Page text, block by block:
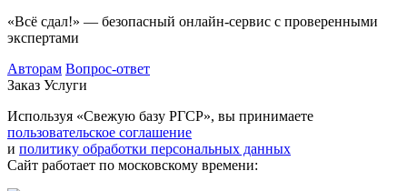
«Всё сдал!» — безопасный онлайн-сервис с проверенными
экспертами
Авторам Вопрос-ответ
Заказ Услуги
Используя «Свежую базу РГСР», вы принимаете
пользовательское соглашение
и политику обработки персональных данных
Сайт работает по московскому времени: